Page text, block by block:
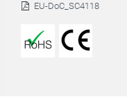
EU-DoC_SC4118